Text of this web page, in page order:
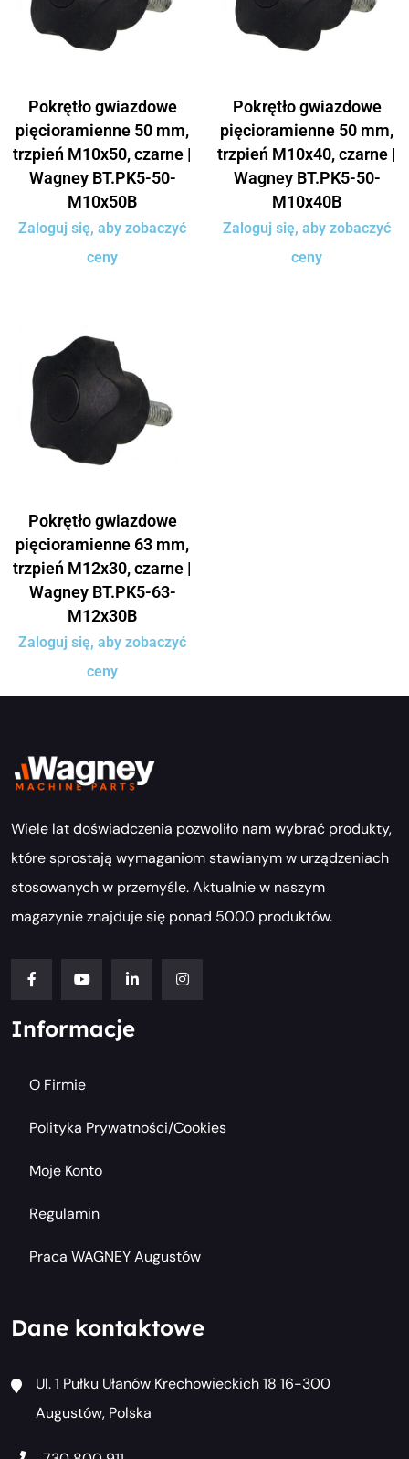
Pokrętło gwiazdowe
pięcioramienne 50 mm,
trzpień M10x50, czarne |
Wagney BT.PK5-50-
M10x50B
Zaloguj się, aby zobaczyć
ceny
Pokrętło gwiazdowe
pięcioramienne 50 mm,
trzpień M10x40, czarne |
Wagney BT.PK5-50-
M10x40B
Zaloguj się, aby zobaczyć
ceny
Pokrętło gwiazdowe
pięcioramienne 63 mm,
trzpień M12x30, czarne |
Wagney BT.PK5-63-
M12x30B
Zaloguj się, aby zobaczyć
ceny
Wiele lat doświadczenia pozwoliło nam wybrać produkty,
które sprostają wymaganiom stawianym w urządzeniach
stosowanych w przemyśle. Aktualnie w naszym
magazynie znajduje się ponad 5000 produktów.
Informacje
O Firmie
Polityka Prywatności/cookies
Moje Konto
Regulamin
Praca WAGNEY Augustów
Dane kontaktowe
Ul. 1 Pułku Ułanów Krechowieckich 18 16-300
Augustów, Polska